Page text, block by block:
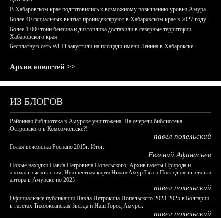
В Хабаровском крае подготовились к возможному повышению уровня Амура
Более 40 социальных выплат проиндексируют в Хабаровском крае в 2027 году
Более 1 000 тонн бензина и дизтоплива доставили в северные территории
Хабаровского края
Бесплатную сеть Wi-Fi запустили на площади имени Ленина в Хабаровске
Архив новостей >>
ИЗ БЛОГОВ
Районная библиотека в Амурске уничтожена. На очереди библиотека
Островского в Комсомольске?!
павел попельский
Голая вечеринка Роснано 2015г. Итог.
Евгений Афанасьев
Новые находки Павла Петровича Попельского: Архив газеты Природа и
аномальные явления, Неизвестная карта НижнеАмурЛага и Последние выставки
автора в Амурске по 2025
павел попельский
Официальные публикации Павла Петровича Попельского 2023-2025 в Болгарии,
в газетах Тихоокеанская Звезда и Наш Город Амурск
павел попельский